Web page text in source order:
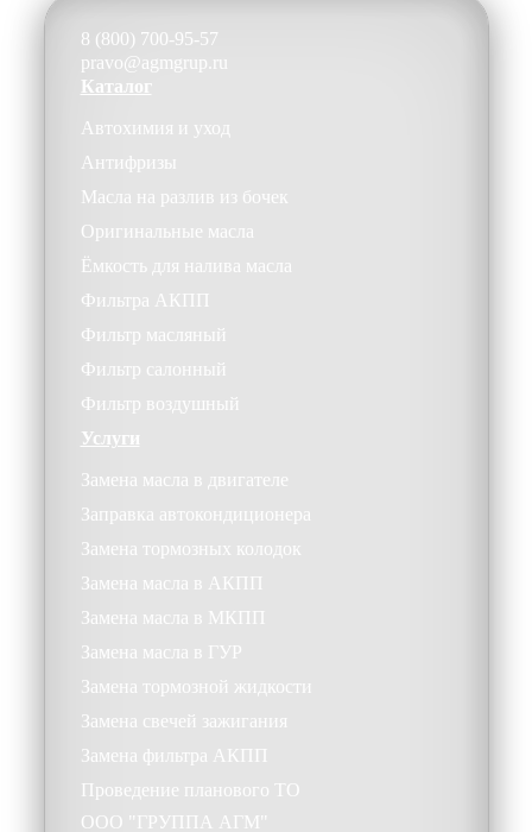
8 (800) 700-95-57
pravo@agmgrup.ru
Каталог
Автохимия и уход
Антифризы
Масла на разлив из бочек
Оригинальные масла
Ёмкость для налива масла
Фильтра АКПП
Фильтр масляный
Фильтр салонный
Фильтр воздушный
Услуги
Замена масла в двигателе
Заправка автокондиционера
Замена тормозных колодок
Замена масла в АКПП
Замена масла в МКПП
Замена масла в ГУР
Замена тормозной жидкости
Замена свечей зажигания
Замена фильтра АКПП
Проведение планового ТО
ООО "ГРУППА АГМ"